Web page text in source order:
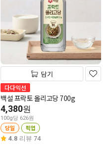
담기
다다익선
백설 프락토 올리고당 700g
4,380원
100g당 626원
당일 픽업
4.8 리뷰 74